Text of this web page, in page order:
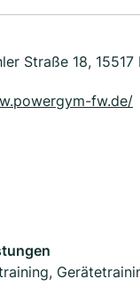
Straße 18,
fw.de/